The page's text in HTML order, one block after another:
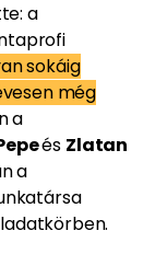
a
sokáig
még
a
és Zlatan
a